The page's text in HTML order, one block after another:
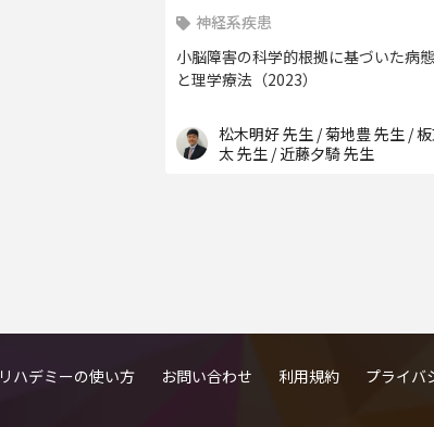
神経系疾患
小脳障害の科学的根拠に基づいた病
と理学療法（2023）
松木明好 先生 / 菊地豊 先生 /
太 先生 / 近藤夕騎 先生
リハデミーの使い方 お問い合わせ 利用規約 プライバ